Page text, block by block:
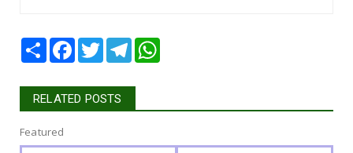
Share Facebook
TwitterTelegram
RELATED POSTS
Featured